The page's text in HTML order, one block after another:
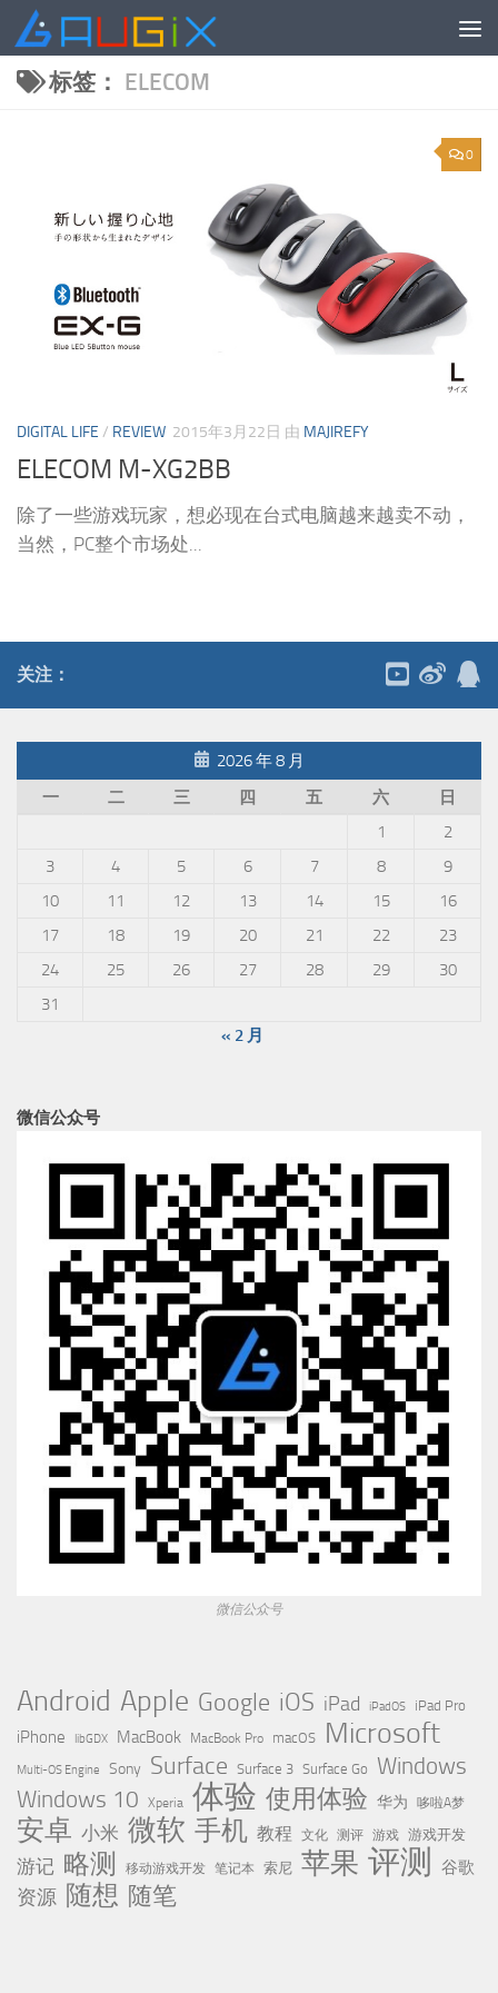
跳至内容
标签： ELECOM
0
DIGITAL LIFE / REVIEW 2015年3月22日 由 MAJIREFY
ELECOM M-XG2BB
除了一些游戏玩家，想必现在台式电脑越来越卖不动，
当然，PC整个市场处...
关注：
2026 年 8 月
一
二 三 四 五 六
日
1
2
3
4 5 6 7 8
9
10
11 12 13 14 15
16
17
18 19 20 21 22
23
24
25 26 27 28 29
30
31
« 2 月
微信公众号
微信公众号
Android Apple Google iOS iPad iPadOS iPad Pro
iPhone libGDX MacBook MacBook Pro macOS Microsoft
Multi-OS Engine Sony Surface Surface 3 Surface Go Windows
Windows 10 Xperia 体验 使用体验 华为 哆啦A梦
安卓 小米 微软 手机 教程 文化 测评 游戏 游戏开发
游记 略测 移动游戏开发 笔记本 索尼 苹果 评测 谷歌
资源 随想 随笔